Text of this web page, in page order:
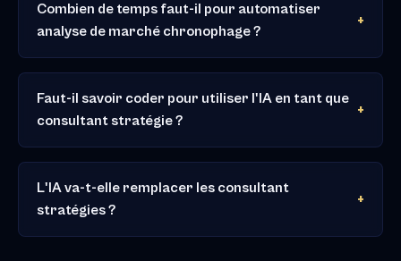
Combien de temps faut-il pour automatiser
analyse de marché chronophage ?
Faut-il savoir coder pour utiliser l'IA en tant que
consultant stratégie ?
L'IA va-t-elle remplacer les consultant
stratégies ?